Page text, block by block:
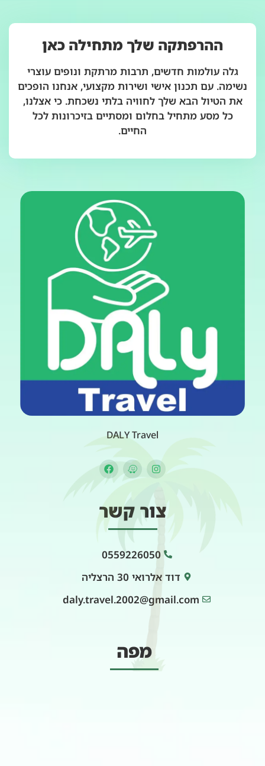
ההרפתקה שלך מתחילה כאן
גלה עולמות חדשים, תרבות מרתקת ונופים עוצרי
נשימה. עם תכנון אישי ושירות מקצועי, אנחנו הופכים
את הטיול הבא שלך לחוויה בלתי נשכחת. כי אצלנו,
כל מסע מתחיל בחלום ומסתיים בזיכרונות לכל
החיים.
DALY Travel
צור קשר
0559226050
דוד אלרואי 30 הרצליה
daly.travel.2002@gmail.com
מפה